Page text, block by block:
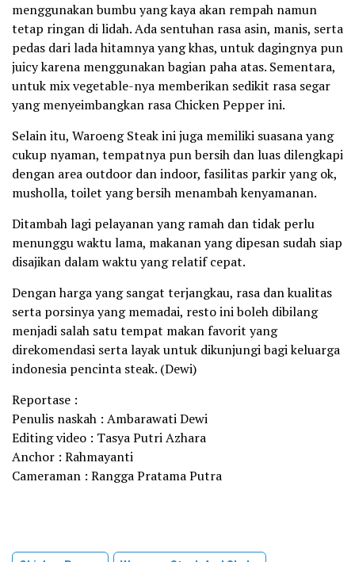
menggunakan bumbu yang kaya akan rempah namun
tetap ringan di lidah. Ada sentuhan rasa asin, manis, serta
pedas dari lada hitamnya yang khas, untuk dagingnya pun
juicy karena menggunakan bagian paha atas. Sementara,
untuk mix vegetable-nya memberikan sedikit rasa segar
yang menyeimbangkan rasa Chicken Pepper ini.
Selain itu, Waroeng Steak ini juga memiliki suasana yang
cukup nyaman, tempatnya pun bersih dan luas dilengkapi
dengan area outdoor dan indoor, fasilitas parkir yang ok,
musholla, toilet yang bersih menambah kenyamanan.
Ditambah lagi pelayanan yang ramah dan tidak perlu
menunggu waktu lama, makanan yang dipesan sudah siap
disajikan dalam waktu yang relatif cepat.
Dengan harga yang sangat terjangkau, rasa dan kualitas
serta porsinya yang memadai, resto ini boleh dibilang
menjadi salah satu tempat makan favorit yang
direkomendasi serta layak untuk dikunjungi bagi keluarga
indonesia pencinta steak. (Dewi)
Reportase :
Penulis naskah : Ambarawati Dewi
Editing video : Tasya Putri Azhara
Anchor : Rahmayanti
Cameraman : Rangga Pratama Putra